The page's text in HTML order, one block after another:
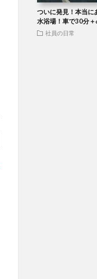
ついに発見！本当に
水浴場！車で30分＋
社員の日常